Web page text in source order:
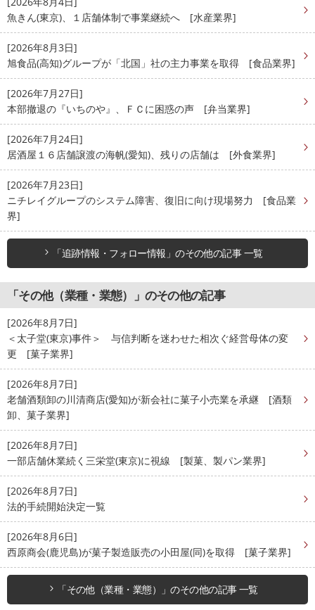
魚きん(東京)、１店舗体制で事業継続へ [水産業界]
[2026年8月3日]
旭食品(高知)グループが「北国」社の主力事業を取得 [食品業界]
[2026年7月27日]
本部撤退の『いちのや』、ＦＣに困惑の声 [弁当業界]
[2026年7月24日]
居酒屋１６店舗譲渡の海帆(愛知)、残りの店舗は [外食業界]
[2026年7月23日]
ニチレイグループのシステム障害、復旧に向け現場努力 [食品業
界]
「追跡情報・フォロー情報」のその他の記事 一覧
「その他（業種・業態）」のその他の記事
[2026年8月7日]
＜太子堂(東京)事件＞ 与信判断を迷わせた相次ぐ経営母体の変
更 [菓子業界]
[2026年8月7日]
老舗酒類卸の川清商店(愛知)が新会社に菓子小売業を承継 [酒類
卸、菓子業界]
[2026年8月7日]
一部店舗休業続く三栄堂(東京)に視線 [製菓、製パン業界]
[2026年8月7日]
法的手続開始決定一覧
[2026年8月6日]
西原商会(鹿児島)が菓子製造販売の小田屋(同)を取得 [菓子業界]
「その他（業種・業態）」のその他の記事 一覧